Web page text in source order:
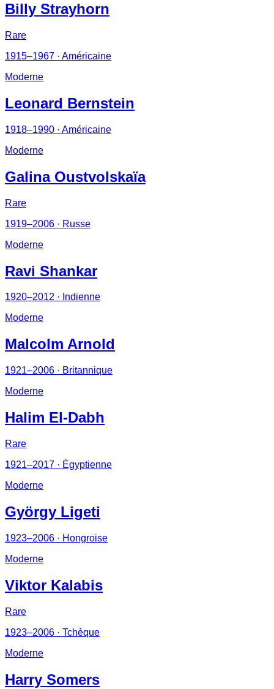
Billy Strayhorn
Rare
1915–1967 · Américaine
Moderne
Leonard Bernstein
1918–1990 · Américaine
Moderne
Galina Oustvolskaïa
Rare
1919–2006 · Russe
Moderne
Ravi Shankar
1920–2012 · Indienne
Moderne
Malcolm Arnold
1921–2006 · Britannique
Moderne
Halim El-Dabh
Rare
1921–2017 · Égyptienne
Moderne
György Ligeti
1923–2006 · Hongroise
Moderne
Viktor Kalabis
Rare
1923–2006 · Tchèque
Moderne
Harry Somers